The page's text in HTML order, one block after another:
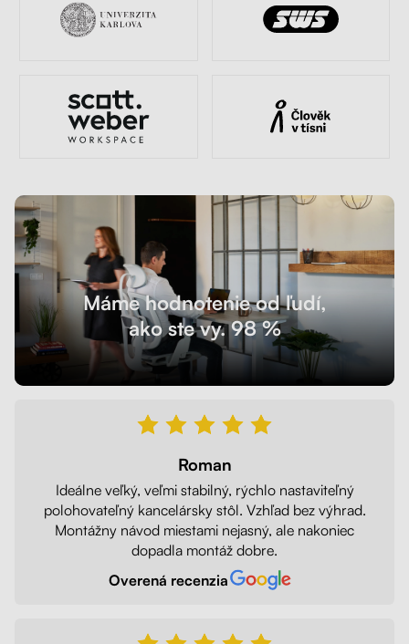
Máme hodnotenie od ľudí,
ako ste vy. 98 %
Roman
Ideálne veľký, veľmi stabilný, rýchlo nastaviteľný
polohovateľný kancelársky stôl. Vzhľad bez výhrad.
Montážny návod miestami nejasný, ale nakoniec
dopadla montáž dobre.
Overená recenzia